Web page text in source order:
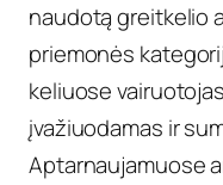
naudotą greitkelio
priemonės
keliuose
įvažiuodamas ir
Aptarnaujamuose